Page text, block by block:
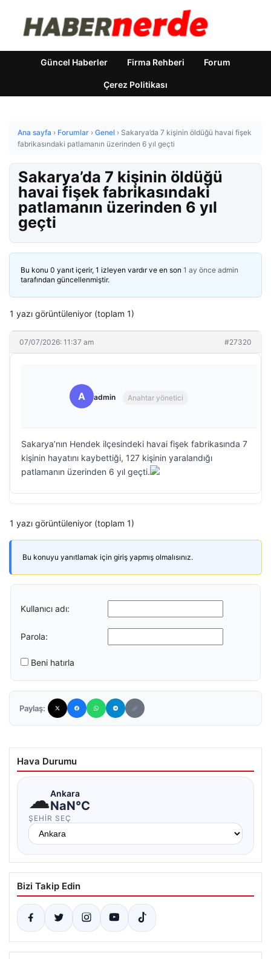
Güncel Haberler Firma Rehberi Forum
Çerez Politikası
Ana sayfa › Forumlar › Genel › Sakarya’da 7 kişinin öldüğü havai fişek
fabrikasındaki patlamanın üzerinden 6 yıl geçti
Sakarya’da 7 kişinin öldüğü
havai fişek fabrikasındaki
patlamanın üzerinden 6 yıl
geçti
Bu konu 0 yanıt içerir, 1 izleyen vardır ve en son 1 ay önce admin
tarafından güncellenmiştir.
1 yazı görüntüleniyor (toplam 1)
07/07/2026: 11:37 am #27320
A admin Anahtar yönetici
Sakarya’nın Hendek ilçesindeki havai fişek fabrikasında 7
kişinin hayatını kaybettiği, 127 kişinin yaralandığı
patlamanın üzerinden 6 yıl geçti.
1 yazı görüntüleniyor (toplam 1)
Bu konuyu yanıtlamak için giriş yapmış olmalısınız.
Kullanıcı adı:
Parola:
Beni hatırla
Paylaş:
Hava Durumu
☁Ankara
NaN°C
ŞEHIR SEÇ
Bizi Takip Edin